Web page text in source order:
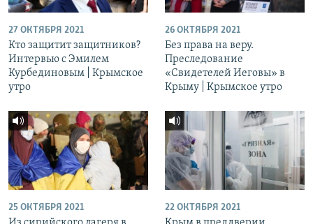
27 ОКТЯБРЯ 2021
Кто защитит защитников?
Интервью с Эмилем
Курбединовым | Крымское
утро
26 ОКТЯБРЯ 2021
Без права на веру.
Преследование
«Свидетелей Иеговы» в
Крыму | Крымское утро
25 ОКТЯБРЯ 2021 22 ОКТЯБРЯ 2021